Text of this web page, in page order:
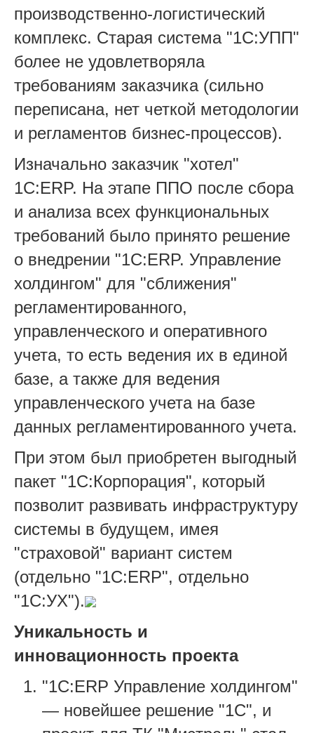
производственно-логистический
комплекс. Старая система "1С:УПП"
более не удовлетворяла
требованиям заказчика (сильно
переписана, нет четкой методологии
и регламентов бизнес-процессов).
Изначально заказчик "хотел"
1С:ERP. На этапе ППО после сбора
и анализа всех функциональных
требований было принято решение
о внедрении "1С:ERP. Управление
холдингом" для "сближения"
регламентированного,
управленческого и оперативного
учета, то есть ведения их в единой
базе, а также для ведения
управленческого учета на базе
данных регламентированного учета.
При этом был приобретен выгодный
пакет "1С:Корпорация", который
позволит развивать инфраструктуру
системы в будущем, имея
"страховой" вариант систем
(отдельно "1С:ERP", отдельно
"1С:УХ").
Уникальность и
инновационность проекта
"1С:ERP Управление холдингом"
— новейшее решение "1С", и